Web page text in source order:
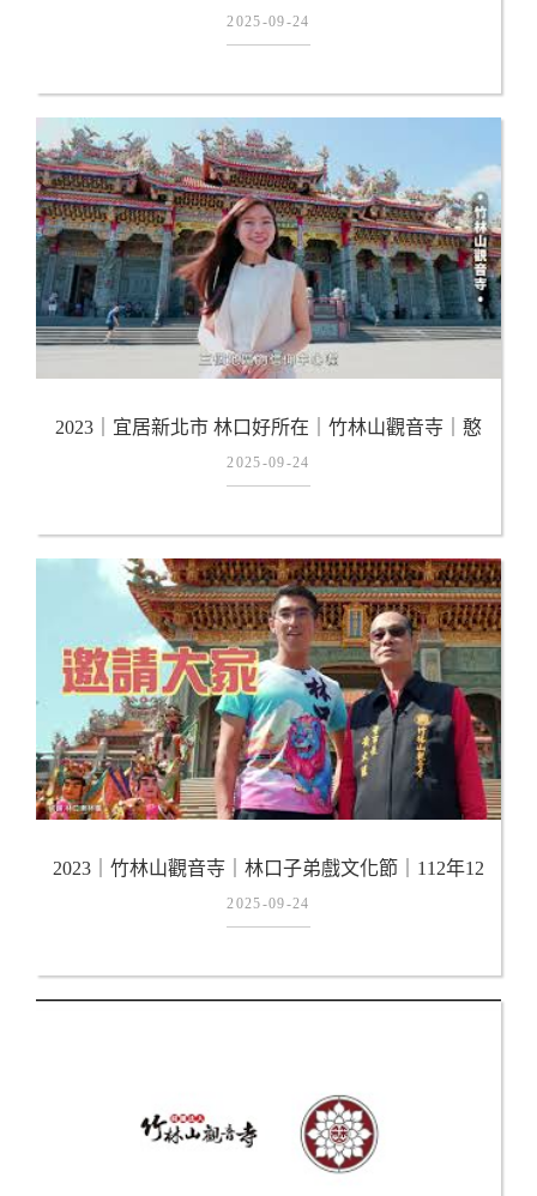
2025-09-24
2023｜宜居新北市 林口好所在｜竹林山觀音寺｜憨
子弟｜林口樂林園｜林口頭湖悅樂軒
2025-09-24
2023｜竹林山觀音寺｜林口子弟戲文化節｜112年12
月2日正式登場｜正港台灣味
2025-09-24